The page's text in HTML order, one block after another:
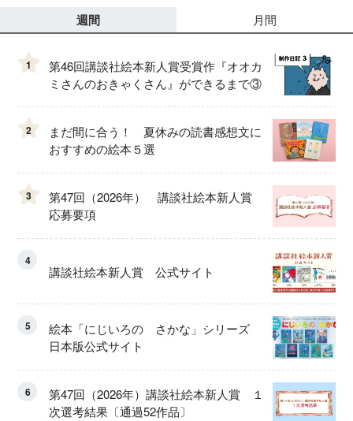
週間 月間
1
第46回講談社絵本新人賞受賞作『オオカ
ミさんのおきゃくさん』ができるまで③
2
まだ間に合う！ 夏休みの読書感想文に
おすすめの絵本５選
3
第47回（2026年） 講談社絵本新人賞
応募要項
4
講談社絵本新人賞 公式サイト
5
絵本「にじいろの さかな」シリーズ
日本版公式サイト
6
第47回（2026年）講談社絵本新人賞 １
次選考結果〔通過52作品〕